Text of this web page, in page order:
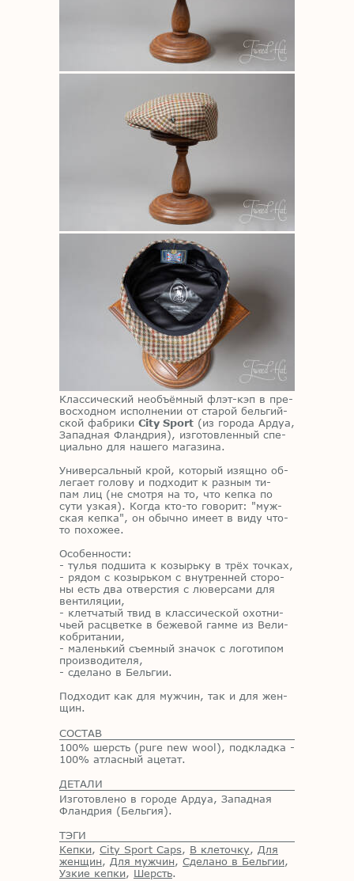
Клас­си­че­ский необъ­ём­ный флэт-кэп в пре­
вос­ход­ном ис­пол­не­нии от ста­рой бель­гий­
ской фаб­ри­ки City Sport (из го­ро­да Ар­дуа,
За­пад­ная Фланд­рия), из­го­тов­лен­ный спе­
ци­аль­но для на­ше­го ма­га­зи­на.
Уни­вер­саль­ный крой, ко­то­рый изящ­но об­
ле­га­ет го­ло­ву и под­хо­дит к раз­ным ти­
пам лиц (не смот­ря на то, что кеп­ка по
сути уз­кая). Ко­гда кто-то го­во­рит: "муж­
ская кеп­ка", он обыч­но име­ет в виду что-
то по­хо­жее.
Осо­бен­но­сти:
- ту­лья под­ши­та к ко­зырь­ку в трёх точ­ках,
- ря­дом с ко­зырь­ком с внут­рен­ней сто­ро­
ны есть два от­вер­стия с лю­вер­са­ми для
вен­ти­ля­ции,
- клет­ча­тый твид в клас­си­че­ской охот­ни­
чьей рас­цвет­ке в бе­же­вой гам­ме из Ве­ли­
ко­бри­та­нии,
- ма­лень­кий съем­ный зна­чок с ло­го­ти­пом
про­из­во­ди­те­ля,
- сде­ла­но в Бель­гии.
Под­хо­дит как для муж­чин, так и для жен­
щин.
СОСТАВ
100% шерсть (pure new wool), подкладка -
100% атласный ацетат.
ДЕТАЛИ
Изготовлено в городе Ардуа, Западная
Фландрия (Бельгия).
ТЭГИ
Кепки, City Sport Caps, В клеточку, Для
женщин, Для мужчин, Сделано в Бельгии,
Узкие кепки, Шерсть.